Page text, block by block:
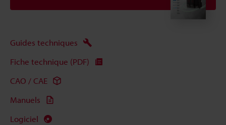
Guides techniques
Fiche technique (PDF)
CAO / CAE
Manuels
Logiciel